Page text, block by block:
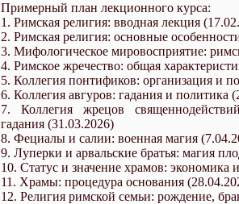
Примерный план лекционного курса:
1. Римская религия: вводная лекция
2. Римская религия: основные
3. Мифологическое мировосприятие:
4. Римское жречество: общая
5. Коллегия понтификов: организация и
6. Коллегия авгуров: гадания и политика
7. Коллегия жрецов
гадания (31.03.2026)
8. Фециалы и салии: военная магия
9. Луперки и арвальские братья: магия
10. Статус и значение храмов: экономика
11. Храмы: процедура основания
12. Религия римской семьи: рождение,